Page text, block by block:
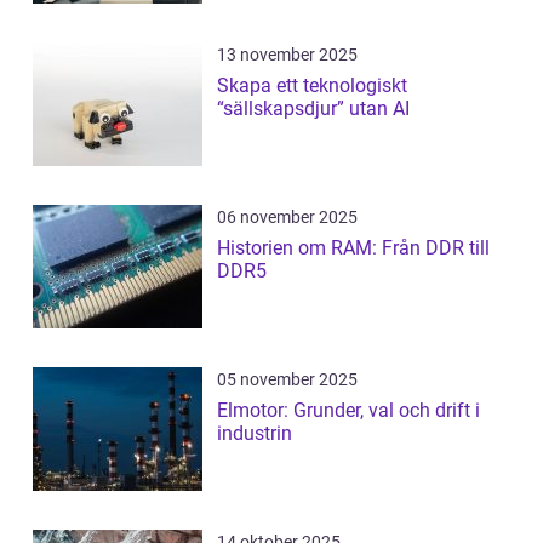
13 november 2025
Skapa ett teknologiskt
“sällskapsdjur” utan AI
06 november 2025
Historien om RAM: Från DDR till
DDR5
05 november 2025
Elmotor: Grunder, val och drift i
industrin